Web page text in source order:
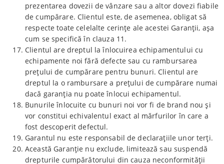
prezentarea dovezii de vânzare sau a altor dovezi fiabile
de cumpărare. Clientul este, de asemenea, obligat să
respecte toate celelalte cerințe ale acestei Garanții, așa
cum se specifică în clauza 11.
Clientul are dreptul la înlocuirea echipamentului cu
echipamente noi fără defecte sau cu rambursarea
prețului de cumpărare pentru bunuri. Clientul are
dreptul la o rambursare a prețului de cumpărare numai
dacă garanția nu poate înlocui echipamentul.
Bunurile înlocuite cu bunuri noi vor fi de brand nou și
vor constitui echivalentul exact al mărfurilor în care a
fost descoperit defectul.
Garantul nu este responsabil de declarațiile unor terți.
Această Garanție nu exclude, limitează sau suspendă
drepturile cumpărătorului din cauza neconformității